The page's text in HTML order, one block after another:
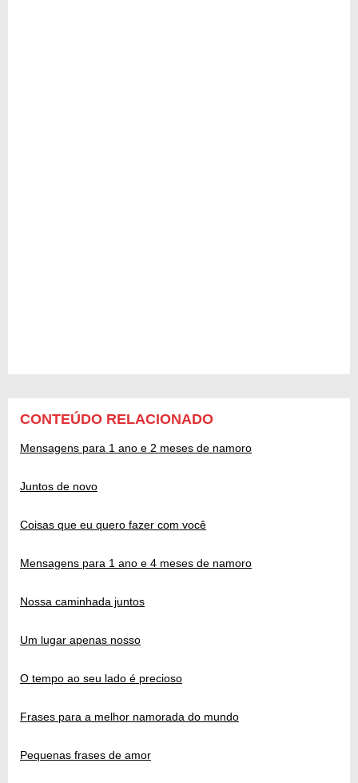
CONTEÚDO RELACIONADO
Mensagens para 1 ano e 2 meses de namoro
Juntos de novo
Coisas que eu quero fazer com você
Mensagens para 1 ano e 4 meses de namoro
Nossa caminhada juntos
Um lugar apenas nosso
O tempo ao seu lado é precioso
Frases para a melhor namorada do mundo
Pequenas frases de amor